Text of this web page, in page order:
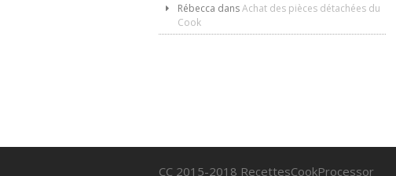
Rébecca dansAchat des pièces détachées du
Cook
CC 2015-2018 RecettesCookProcessor